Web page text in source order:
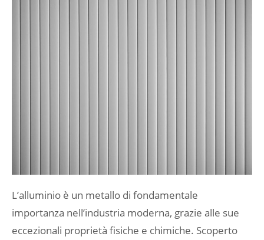
L’alluminio è un metallo di fondamentale
importanza nell’industria moderna, grazie alle sue
eccezionali proprietà fisiche e chimiche. Scoperto